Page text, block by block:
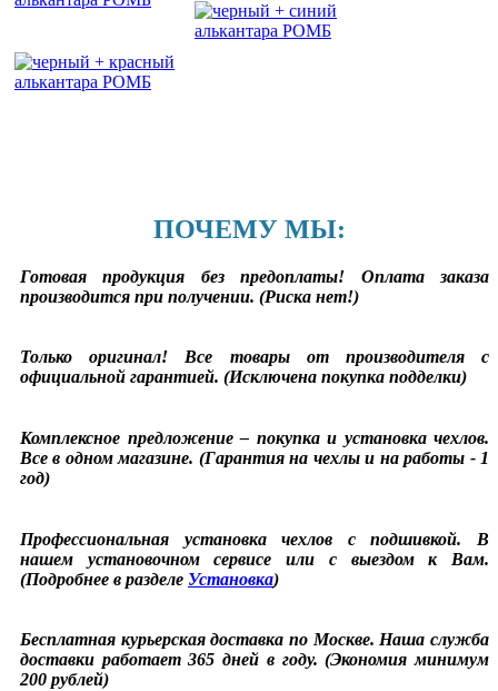
ПОЧЕМУ МЫ:
Готовая продукция без предоплаты! Оплата заказа
производится при получении. (Риска нет!)
Только оригинал! Все товары от производителя с
официальной гарантией. (Исключена покупка подделки)
Комплексное предложение – покупка и установка чехлов.
Все в одном магазине. (Гарантия на чехлы и на работы - 1
год)
Профессиональная установка чехлов с подшивкой. В
нашем установочном сервисе или с выездом к Вам.
(Подробнее в разделе Установка)
Бесплатная курьерская доставка по Москве. Наша служба
доставки работает 365 дней в году. (Экономия минимум
200 рублей)